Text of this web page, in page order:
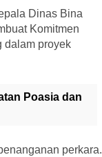
Dinas Bina
Komitmen
dalam proyek
Poasia dan
perkara.